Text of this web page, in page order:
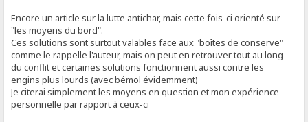
Encore un article sur la lutte antichar, mais cette fois-ci orienté sur
"les moyens du bord".
Ces solutions sont surtout valables face aux "boîtes de conserve"
comme le rappelle l'auteur, mais on peut en retrouver tout au long
du conflit et certaines solutions fonctionnent aussi contre les
engins plus lourds (avec bémol évidemment)
Je citerai simplement les moyens en question et mon expérience
personnelle par rapport à ceux-ci